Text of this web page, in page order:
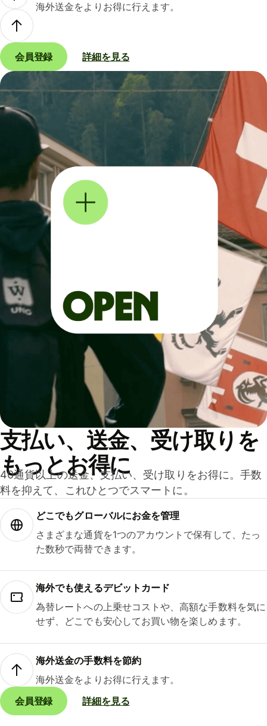
海外送金をよりお得に行えます。
会員登録 詳細を見る
支払い、送金、受け取りを
もっとお得に
40通貨以上の送金、支払い、受け取りをお得に。手数
料を抑えて、これひとつでスマートに。
どこでもグ⁠ロ⁠ー⁠バ⁠ルにお金を管理
さまざまな通貨を1つのアカウントで保有して、たっ
た数秒で両替できます。
海外でも使えるデビットカード
為替レートへの上乗せコストや、高額な手数料を気に
せず、どこでも安心してお買い物を楽しめます。
海外送金の手数料を節約
海外送金をよりお得に行えます。
会員登録
詳細を見る